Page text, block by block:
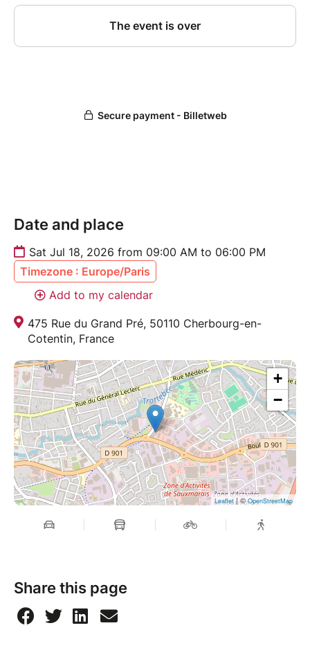
Date and place
Sat Jul 18, 2026 from 09:00 AM to 06:00 PM
Timezone : Europe/Paris
Add to my calendar
475 Rue du Grand Pré, 50110 Cherbourg-en-
Cotentin, France
+
−
Leaflet| ©OpenStreetMap
Share this page